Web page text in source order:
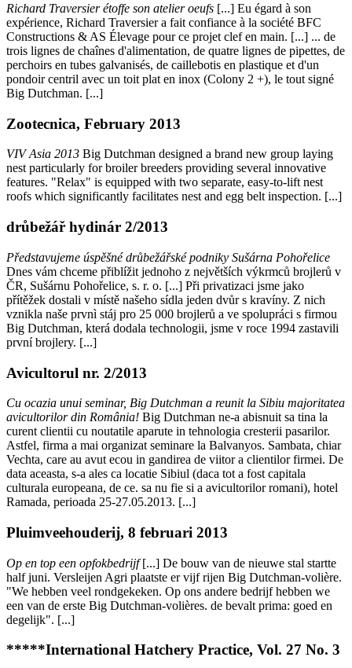
Richard Traversier étoffe son atelier oeufs [...] Eu égard à son
expérience, Richard Traversier a fait confiance à la société BFC
Constructions & AS Élevage pour ce projet clef en main. [...] ... de
trois lignes de chaînes d'alimentation, de quatre lignes de pipettes, de
perchoirs en tubes galvanisés, de caillebotis en plastique et d'un
pondoir centril avec un toit plat en inox (Colony 2 +), le tout signé
Big Dutchman. [...]
Zootecnica, February 2013
VIV Asia 2013 Big Dutchman designed a brand new group laying
nest particularly for broiler breeders providing several innovative
features. "Relax" is equipped with two separate, easy-to-lift nest
roofs which significantly facilitates nest and egg belt inspection. [...]
drůbežář hydinár 2/2013
Představujeme úspěšné drůbežářské podniky Sušárna Pohořelice
Dnes vám chceme přiblížit jednoho z největších výkrmců brojlerů v
ČR, Sušárnu Pohořelice, s. r. o. [...] Při privatizaci jsme jako
přítěžek dostali v místě našeho sídla jeden dvůr s kravíny. Z nich
vznikla naše prvnì stáj pro 25 000 brojlerů a ve spolupráci s firmou
Big Dutchman, která dodala technologii, jsme v roce 1994 zastavili
první brojlery. [...]
Avicultorul nr. 2/2013
Cu ocazia unui seminar, Big Dutchman a reunit la Sibiu majoritatea
avicultorilor din România! Big Dutchman ne-a abisnuit sa tina la
curent clientii cu noutatile aparute in tehnologia cresterii pasarilor.
Astfel, firma a mai organizat seminare la Balvanyos. Sambata, chiar
Vechta, care au avut ecou in gandirea de viitor a clientilor firmei. De
data aceasta, s-a ales ca locatie Sibiul (daca tot a fost capitala
culturala europeana, de ce. sa nu fie si a avicultorilor romani), hotel
Ramada, perioada 25-27.05.2013. [...]
Pluimveehouderij, 8 februari 2013
Op en top een opfokbedrijf[...] De bouw van de nieuwe stal startte
half juni. Versleijen Agri plaatste er vijf rijen Big Dutchman-volière.
"We hebben veel rondgekeken. Op ons andere bedrijf hebben we
een van de erste Big Dutchman-volières. de bevalt prima: goed en
degelijk". [...]
*****International Hatchery Practice, Vol. 27 No. 3